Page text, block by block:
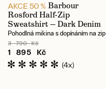
AKCE 50 % Barbour
Rosford Half-Zip
Sweatshirt — Dark Denim
Pohodlná mikina s dopínáním na zip
3 790 Kč
1 895 Kč
(4x)